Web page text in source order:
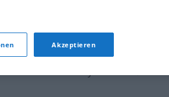
Akzeptieren